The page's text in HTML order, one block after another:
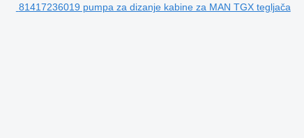
81417236019 pumpa za dizanje kabine za MAN TGX tegljača